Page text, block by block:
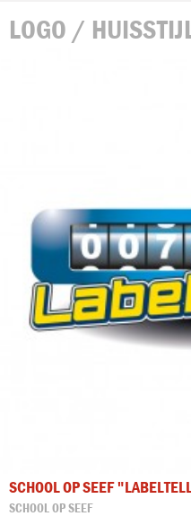
LOGO /
SCHOOL OP SEEF
SCHOOL OP SEEF